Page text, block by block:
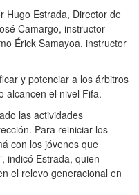
Hugo Estrada, Director de
Camargo, instructor
Érick Samayoa, instructor
y potenciar a los árbitros
alcancen el nivel Fifa.
las actividades
Para reiniciar los
con los jóvenes que
indicó Estrada, quien
el relevo generacional en